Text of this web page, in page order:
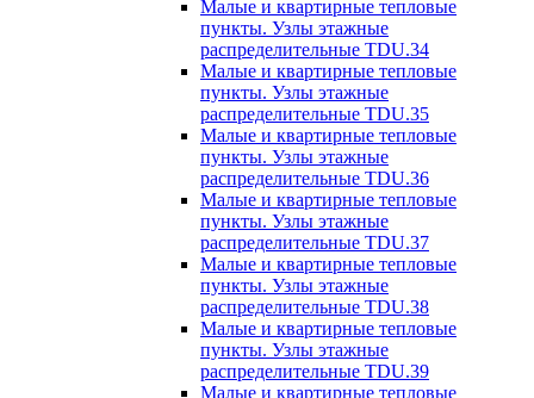
Малые и квартирные тепловые
пункты. Узлы этажные
распределительные TDU.34
Малые и квартирные тепловые
пункты. Узлы этажные
распределительные TDU.35
Малые и квартирные тепловые
пункты. Узлы этажные
распределительные TDU.36
Малые и квартирные тепловые
пункты. Узлы этажные
распределительные TDU.37
Малые и квартирные тепловые
пункты. Узлы этажные
распределительные TDU.38
Малые и квартирные тепловые
пункты. Узлы этажные
распределительные TDU.39
Малые и квартирные тепловые